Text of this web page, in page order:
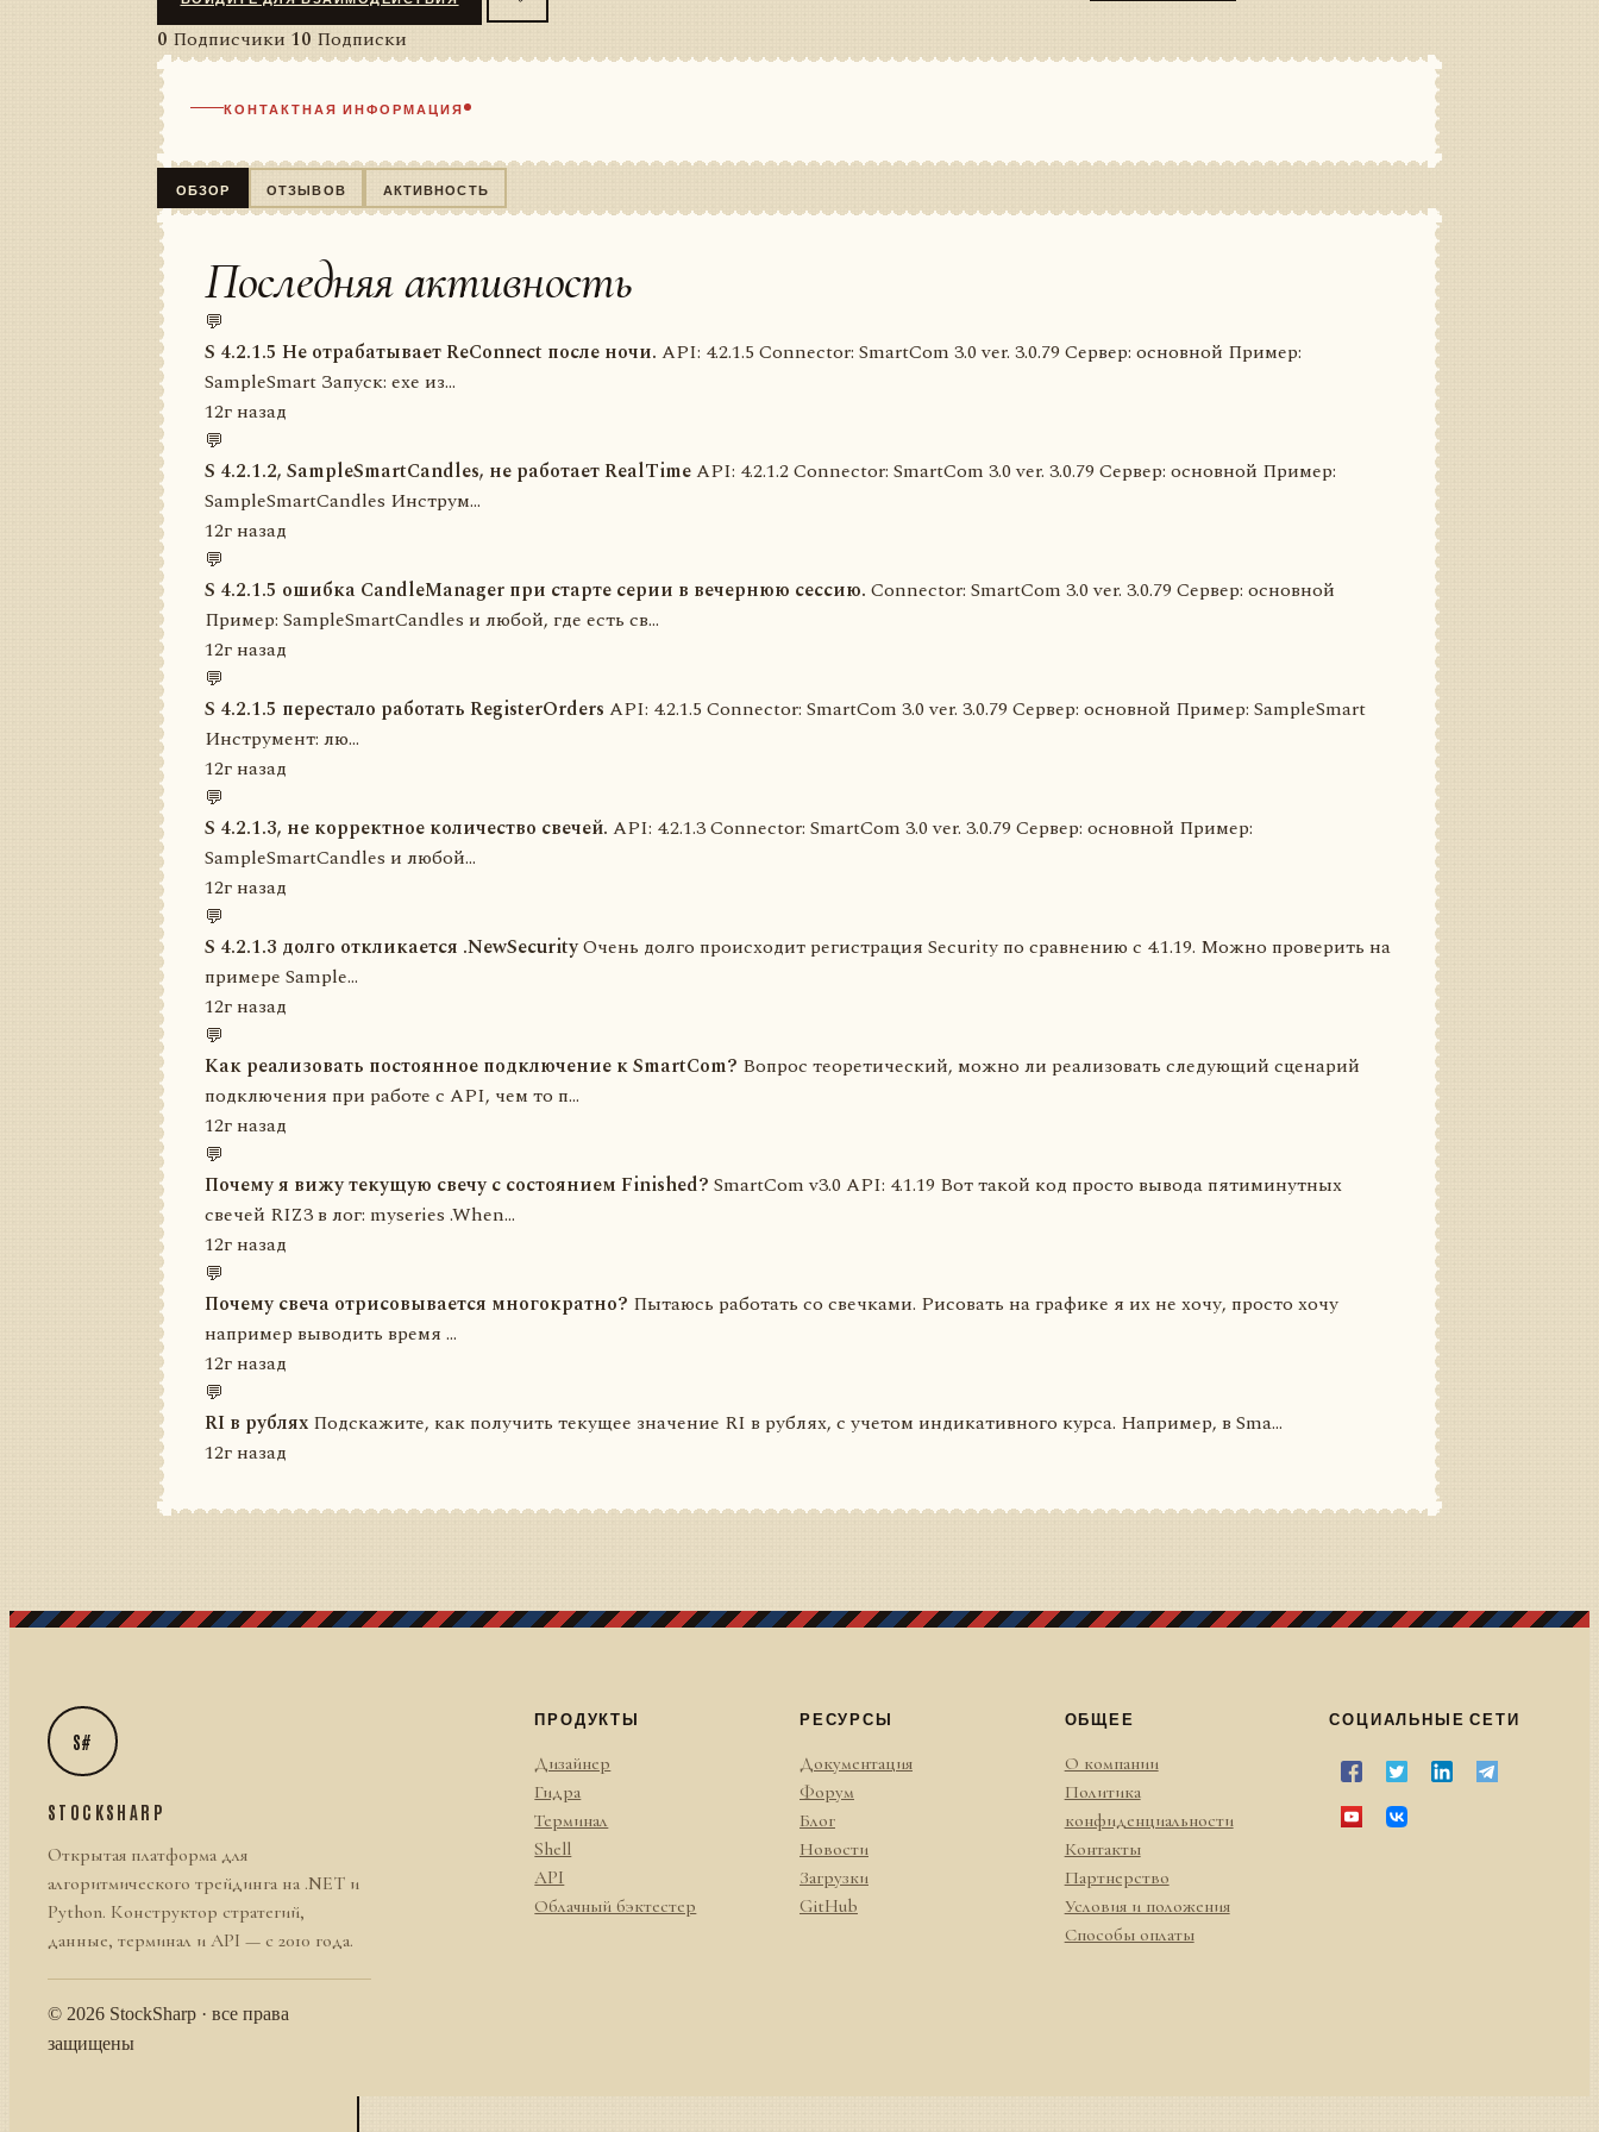
0 Подписчики 10 Подписки
КОНТАКТНАЯ ИНФОРМАЦИЯ
ОБЗОР ОТЗЫВОВ АКТИВНОСТЬ
Последняя активность
💬
S 4.2.1.5 Не отрабатывает ReConnect после ночи. API: 4.2.1.5 Connector: SmartCom 3.0 ver. 3.0.79 Сервер: основной Пример:
SampleSmart Запуск: exe из...
12г назад
💬
S 4.2.1.2, SampleSmartCandles, не работает RealTimeAPI: 4.2.1.2 Connector: SmartCom 3.0 ver. 3.0.79 Сервер: основной Пример:
SampleSmartCandles Инструм...
12г назад
💬
S 4.2.1.5 ошибка CandleManager при старте серии в вечернюю сессию. Connector: SmartCom 3.0 ver. 3.0.79 Сервер: основной
Пример: SampleSmartCandles и любой, где есть св...
12г назад
💬
S 4.2.1.5 перестало работать RegisterOrders API: 4.2.1.5 Connector: SmartCom 3.0 ver. 3.0.79 Сервер: основной Пример: SampleSmart
Инструмент: лю...
12г назад
💬
S 4.2.1.3, не корректное количество свечей. API: 4.2.1.3 Connector: SmartCom 3.0 ver. 3.0.79 Сервер: основной Пример:
SampleSmartCandles и любой...
12г назад
💬
S 4.2.1.3 долго откликается .NewSecurityОчень долго происходит регистрация Security по сравнению с 4.1.19. Можно проверить на
примере Sample...
12г назад
💬
Как реализовать постоянное подключение к SmartCom? Вопрос теоретический, можно ли реализовать следующий сценарий
подключения при работе с API, чем то п...
12г назад
💬
Почему я вижу текущую свечу с состоянием Finished? SmartCom v3.0 API: 4.1.19 Вот такой код просто вывода пятиминутных
свечей RIZ3 в лог: myseries .When...
12г назад
💬
Почему свеча отрисовывается многократно? Пытаюсь работать со свечками. Рисовать на графике я их не хочу, просто хочу
например выводить время ...
12г назад
💬
RI в рублях Подскажите, как получить текущее значение RI в рублях, с учетом индикативного курса. Например, в Sma...
12г назад
S#
STOCKSHARP
Открытая платформа для
алгоритмического трейдинга на .NET и
Python. Конструктор стратегий,
данные, терминал и API — с 2010 года.
© 2026 StockSharp · все права
защищены
ПРОДУКТЫ
Дизайнер
Гидра
Терминал
Shell
API
Облачный бэктестер
РЕСУРСЫ
Документация
Форум
Блог
Новости
Загрузки
GitHub
ОБЩЕЕ
О компании
Политика
конфиденциальности
Контакты
Партнерство
Условия и положения
Способы оплаты
СОЦИАЛЬНЫЕ СЕТИ